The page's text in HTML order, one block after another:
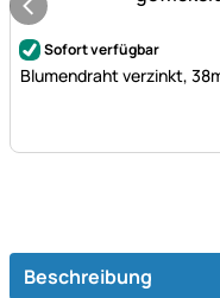
Noch keine
Sofort verfügbar
Blumendraht verzinkt,
Beschreibung